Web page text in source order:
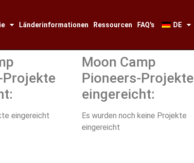
Länderinformationen Ressourcen FAQ's DE
Projekte
eingereicht
Moon Camp
Pioneers-Projekte
eingereicht:
Es wurden noch keine Projekte
eingereicht